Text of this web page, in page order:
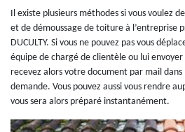
Il existe plusieurs méthodes si vous voulez
et de démoussage de toiture à l’entreprise
DUCULTY. Si vous ne pouvez pas vous
équipe de chargé de clientèle ou lui
recevez alors votre document par mail
demande. Vous pouvez aussi vous rendre
vous sera alors préparé instantanément.